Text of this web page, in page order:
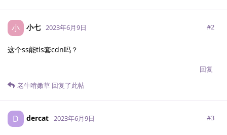
小 小七 2023年6月9日 #2
这个ss能tls套cdn吗？
回复
老牛啃嫩草 回复了此帖
D dercat 2023年6月9日 #3